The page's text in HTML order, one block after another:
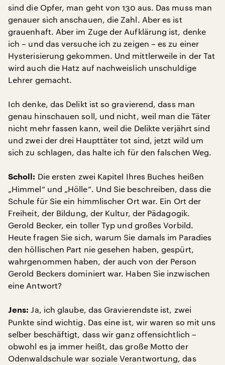
sind die Opfer, man geht von 130 aus. Das muss man
genauer sich anschauen, die Zahl. Aber es ist
grauenhaft. Aber im Zuge der Aufklärung ist, denke
ich – und das versuche ich zu zeigen – es zu einer
Hysterisierung gekommen. Und mittlerweile in der Tat
wird auch die Hatz auf nachweislich unschuldige
Lehrer gemacht.
Ich denke, das Delikt ist so gravierend, dass man
genau hinschauen soll, und nicht, weil man die Täter
nicht mehr fassen kann, weil die Delikte verjährt sind
und zwei der drei Haupttäter tot sind, jetzt wild um
sich zu schlagen, das halte ich für den falschen Weg.
Scholl: Die ersten zwei Kapitel Ihres Buches heißen
„Himmel“ und „Hölle“. Und Sie beschreiben, dass die
Schule für Sie ein himmlischer Ort war. Ein Ort der
Freiheit, der Bildung, der Kultur, der Pädagogik.
Gerold Becker, ein toller Typ und großes Vorbild.
Heute fragen Sie sich, warum Sie damals im Paradies
den höllischen Part nie gesehen haben, gespürt,
wahrgenommen haben, der auch von der Person
Gerold Beckers dominiert war. Haben Sie inzwischen
eine Antwort?
Jens: Ja, ich glaube, das Gravierendste ist, zwei
Punkte sind wichtig. Das eine ist, wir waren so mit uns
selber beschäftigt, dass wir ganz offensichtlich –
obwohl es ja immer heißt, das große Motto der
Odenwaldschule war soziale Verantwortung, das